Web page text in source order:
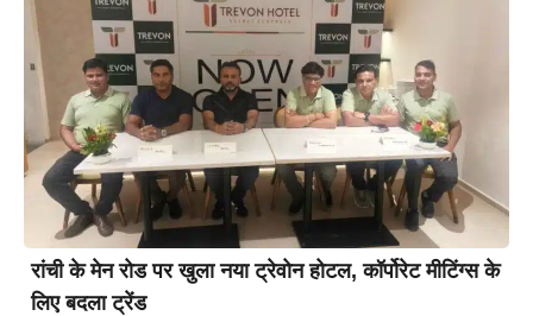
रांची के मेन रोड पर खुला नया ट्रेवोन होटल, कॉर्पोरेट मीटिंग्स के
लिए बदला ट्रेंड